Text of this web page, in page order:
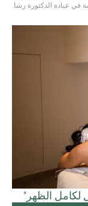
الدكتورة رشا.
الظهر"